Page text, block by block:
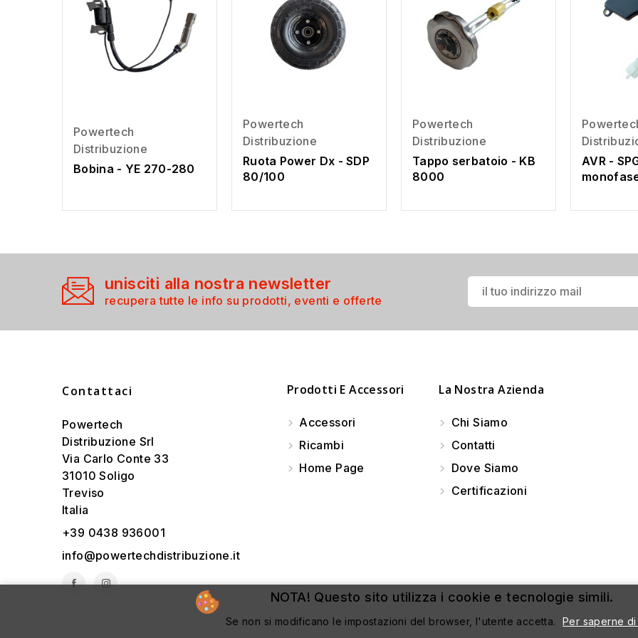
Powertech
Distribuzione
Bobina - YE 270-280
Powertech
Distribuzione
Ruota Power Dx - SDP
80/100
Powertech
Distribuzione
Tappo serbatoio - KB
8000
AVR -
unisciti alla nostra newsletter
recupera tutte le info su prodotti, eventi e offerte
Contattaci
Powertech
Distribuzione Srl
Via Carlo Conte 33
31010 Soligo
Treviso
Italia
+39 0438 936001
info@powertechdistribuzione.it
Prodotti E Accessori
Accessori
Ricambi
Home Page
La Nostra Azienda
Chi Siamo
Contatti
Dove Siamo
Certificazioni
NOTA! Questo sito utilizza i cookie e tecnologie simili.
Se non si modificano le impostazioni del browser, l'utente accetta. Per saperne